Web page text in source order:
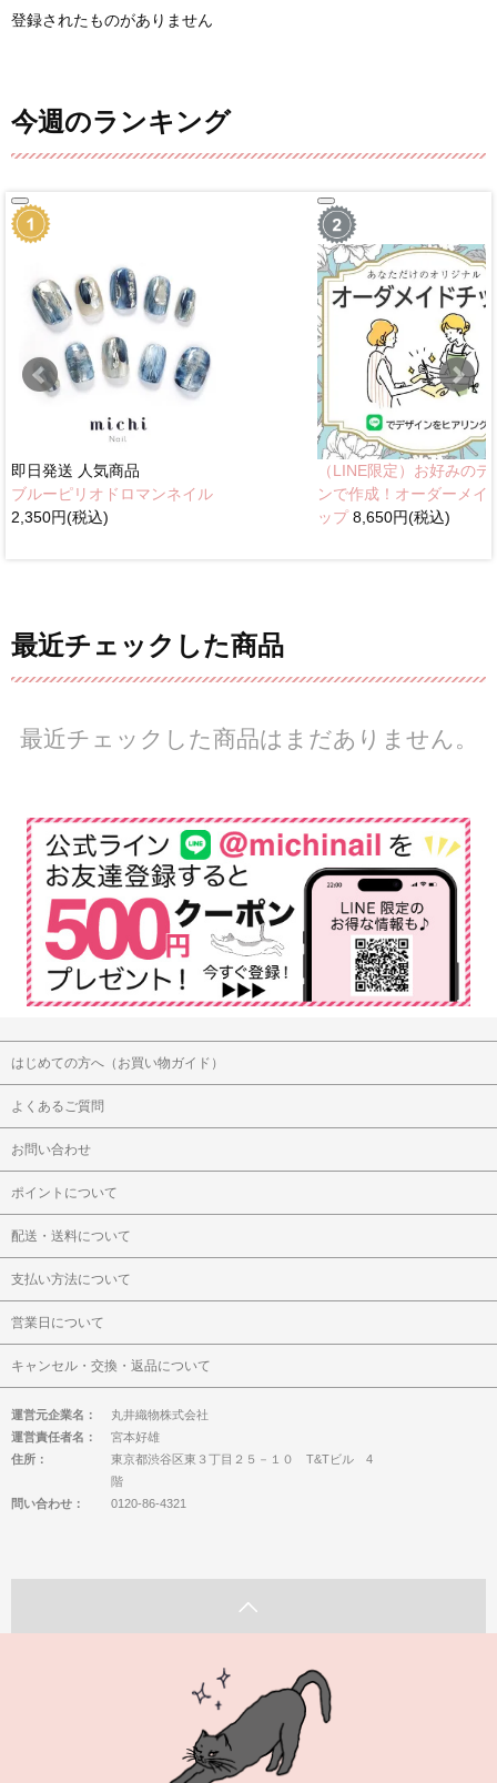
登録されたものがありません
今週のランキング
即日発送 人気商品
ブルーピリオドロマンネイル
2,350円(税込)
（LINE限定）お好みのデ
ンで作成！オーダーメイ
ップ8,650円(税込)
最近チェックした商品
最近チェックした商品はまだありません。
はじめての方へ（お買い物ガイド）
よくあるご質問
お問い合わせ
ポイントについて
配送・送料について
支払い方法について
営業日について
キャンセル・交換・返品について
運営元企業名：
丸井織物株式会社
運営責任者名：
宮本好雄
住所：
東京都渋谷区東３丁目２５－１０ T&Tビル 4
階
問い合わせ：
0120-86-4321